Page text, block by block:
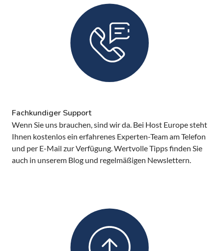
Fachkundiger Support
Wenn Sie uns brauchen, sind wir da. Bei Host Europe steht
Ihnen kostenlos ein erfahrenes Experten-Team am Telefon
und per E-Mail zur Verfügung. Wertvolle Tipps finden Sie
auch in unserem Blog und regelmäßigen Newslettern.